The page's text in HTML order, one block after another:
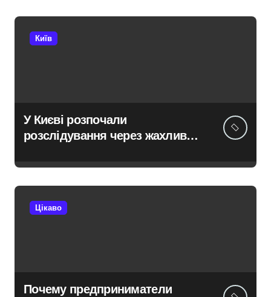
Київ
У Києві розпочали
розслідування через жахливі
втомлених доберманів у
розпліднику
Цікаво
Почему предприниматели